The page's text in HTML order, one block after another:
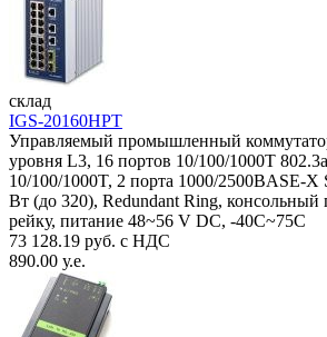
склад
IGS-20160HPT
Управляемый промышленный
уровня L3, 16 портов 10/100/1000T
10/100/1000T, 2 порта 1000/2500BASE-X
Вт (до 320), Redundant Ring,
рейку, питание 48~56 V DC, -40С~75C
73 128.19 руб. с НДС
890.00 у.е.